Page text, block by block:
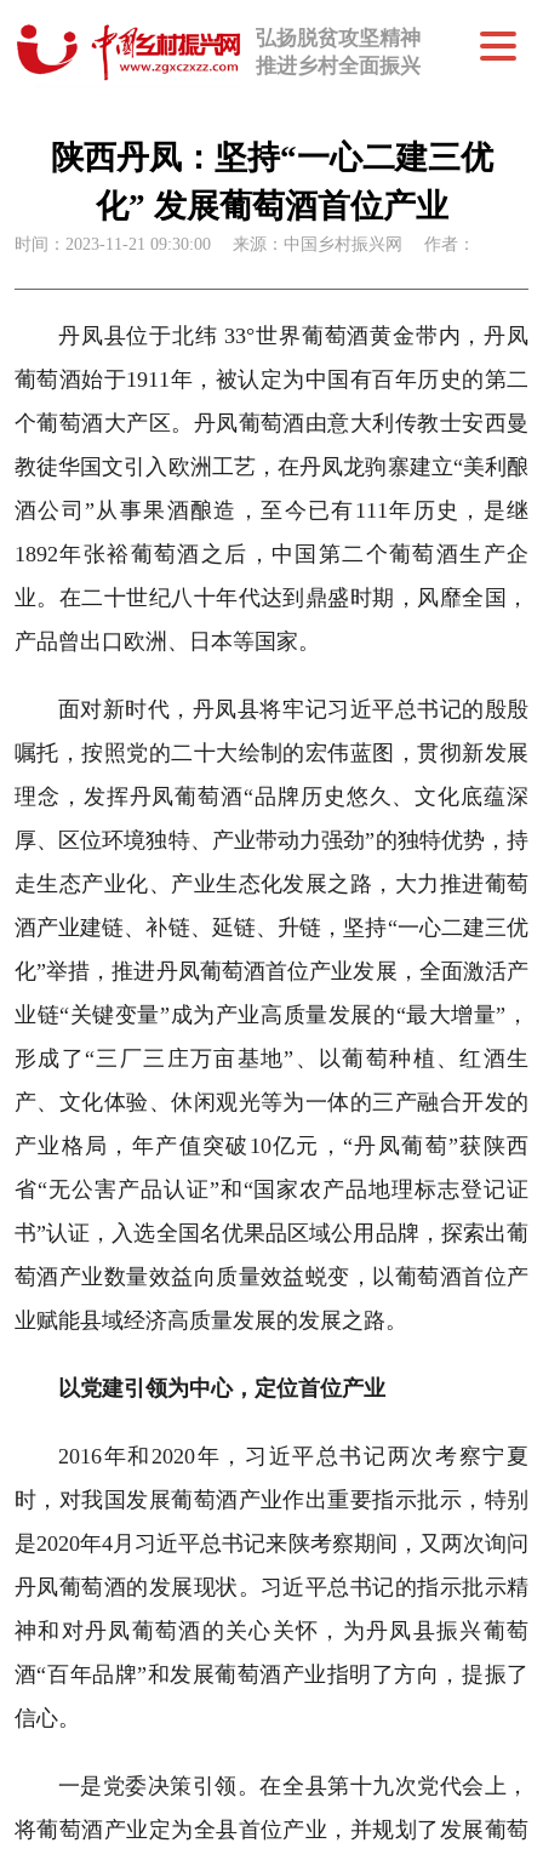
弘扬脱贫攻坚精神
推进乡村全面振兴
陕西丹凤：坚持“一心二建三优
化” 发展葡萄酒首位产业
时间：2023-11-21 09:30:00 来源：中国乡村振兴网 作者：
丹凤县位于北纬 33°世界葡萄酒黄金带内，丹凤
葡萄酒始于1911年，被认定为中国有百年历史的第二
个葡萄酒大产区。丹凤葡萄酒由意大利传教士安西曼
教徒华国文引入欧洲工艺，在丹凤龙驹寨建立“美利酿
酒公司”从事果酒酿造，至今已有111年历史，是继
1892年张裕葡萄酒之后，中国第二个葡萄酒生产企
业。在二十世纪八十年代达到鼎盛时期，风靡全国，
产品曾出口欧洲、日本等国家。
面对新时代，丹凤县将牢记习近平总书记的殷殷
嘱托，按照党的二十大绘制的宏伟蓝图，贯彻新发展
理念，发挥丹凤葡萄酒“品牌历史悠久、文化底蕴深
厚、区位环境独特、产业带动力强劲”的独特优势，持
走生态产业化、产业生态化发展之路，大力推进葡萄
酒产业建链、补链、延链、升链，坚持“一心二建三优
化”举措，推进丹凤葡萄酒首位产业发展，全面激活产
业链“关键变量”成为产业高质量发展的“最大增量”，
形成了“三厂三庄万亩基地”、以葡萄种植、红酒生
产、文化体验、休闲观光等为一体的三产融合开发的
产业格局，年产值突破10亿元，“丹凤葡萄”获陕西
省“无公害产品认证”和“国家农产品地理标志登记证
书”认证，入选全国名优果品区域公用品牌，探索出葡
萄酒产业数量效益向质量效益蜕变，以葡萄酒首位产
业赋能县域经济高质量发展的发展之路。
以党建引领为中心，定位首位产业
2016年和2020年，习近平总书记两次考察宁夏
时，对我国发展葡萄酒产业作出重要指示批示，特别
是2020年4月习近平总书记来陕考察期间，又两次询问
丹凤葡萄酒的发展现状。习近平总书记的指示批示精
神和对丹凤葡萄酒的关心关怀，为丹凤县振兴葡萄
酒“百年品牌”和发展葡萄酒产业指明了方向，提振了
信心。
一是党委决策引领。在全县第十九次党代会上，
将葡萄酒产业定为全县首位产业，并规划了发展葡萄